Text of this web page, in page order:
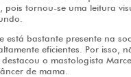
pois tornou-se uma leitura
está bastante presente na
eficientes. Por isso,
o mastologista
de mama.